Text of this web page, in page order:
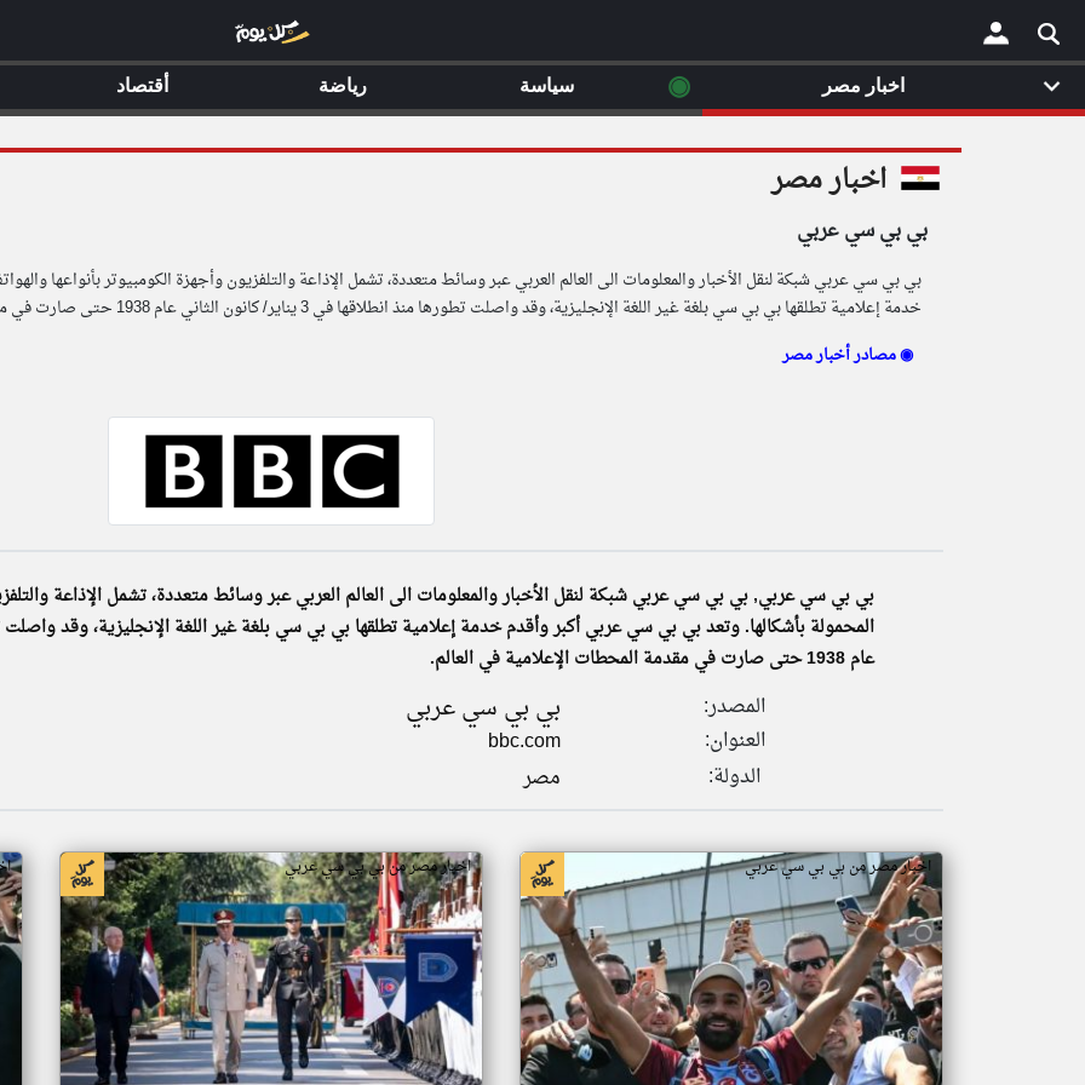
× اخبار مصر
بي بي سي عربي
بي بي سي عربي شبكة لنقل الأخبار والمعلومات الى العالم العربي عبر وسائط متعددة، تشمل الإذاعة والتلفزيون وأجهزة الكومبيوتر بأنواعها
خدمة إعلامية تطلقها بي بي سي بلغة غير اللغة الإنجليزية، وقد واصلت تطورها منذ انطلاقها في 3 يناير/ كانون الثاني عام 1938 حتى صارت في مقدمة المحطات الإعلامية في العالم.
مصادر أخبار مصر ◉
بي بي سي عربي, بي بي سي عربي شبكة لنقل الأخبار والمعلومات الى العالم العربي عبر وسائط متعددة، تشمل الإذاعة
عام 1938 حتى صارت في مقدمة المحطات الإعلامية في العالم.
المصدر: بي بي سي عربي
العنوان:
bbc.com
الدولة:
مصر
اخبار مصر من بي بي سي عربي اخبار مصر من بي بي سي عربي
اخبار مصر ◉ سياسة رياضة أقتصاد